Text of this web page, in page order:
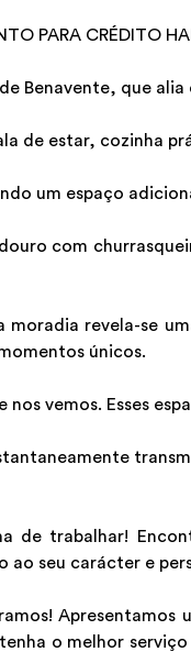
PARA CRÉDITO
Benavente, que
de estar, cozinha
um espaço
com
moradia revela-se
únicos.
vemos. Esses
de trabalhar!
ao seu carácter e
o melhor